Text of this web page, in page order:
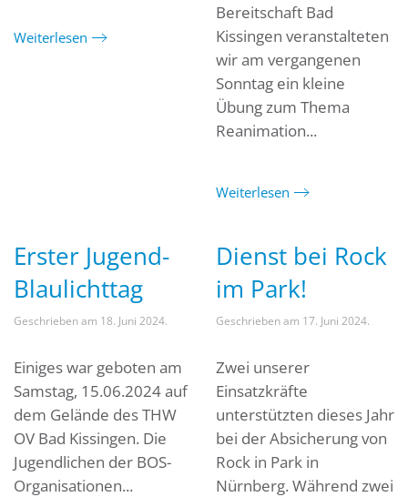
Weiterlesen
Bereitschaft Bad
Kissingen veranstalteten
wir am vergangenen
Sonntag ein kleine
Übung zum Thema
Reanimation...
Weiterlesen
Erster Jugend-
Blaulichttag
Geschrieben am 18. Juni 2024.
Einiges war geboten am
Samstag, 15.06.2024 auf
dem Gelände des THW
OV Bad Kissingen. Die
Jugendlichen der BOS-
Organisationen...
Dienst bei Rock
im Park!
Geschrieben am 17. Juni 2024.
Zwei unserer
Einsatzkräfte
unterstützten dieses Jahr
bei der Absicherung von
Rock in Park in
Nürnberg. Während zwei